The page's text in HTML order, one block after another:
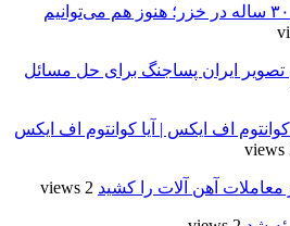
فرصت‌سوزی ۳۰ ساله در خزر؛ هنوز هم می‌توانیم
ایران پساجنگ برای حل مسائل
اف ایکس | آیا کوانتوم اف ایکس
معاملات آهن ‌آلات را کشید 2 views